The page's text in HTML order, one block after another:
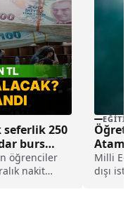
250
burs
öğrenciler
nakit
EĞITIM
Atama
ve
Milli
dışı